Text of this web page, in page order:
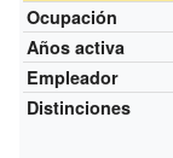
Ocupación
Años activa
Empleador
Distinciones